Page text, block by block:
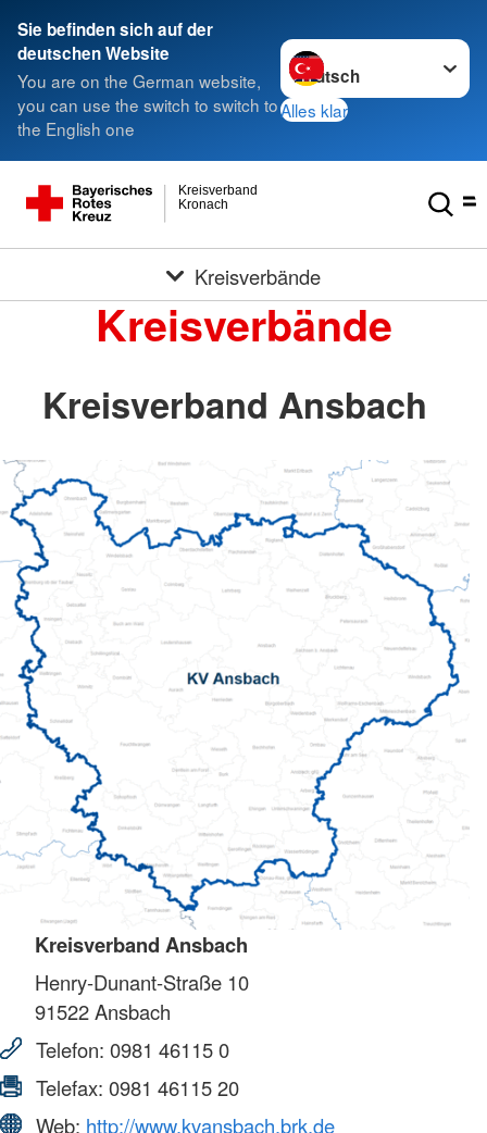
Sie befinden sich auf der
deutschen Website
You are on the German website,
you can use the switch to switch to
the English one
Sprache wechseln zu
Alles klar
Kronach
Kreisverband
Kreisverbände
Kreisverbände
Kreisverband Ansbach
Kreisverband Ansbach
Henry-Dunant-Straße 10
91522Ansbach
Telefon: 0981 46115 0
Telefax: 0981 46115 20
Web: http://www.kvansbach.brk.de